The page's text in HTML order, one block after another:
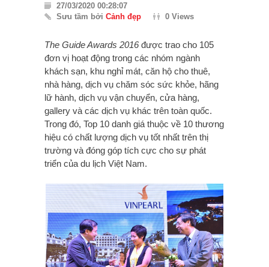
27/03/2020 00:28:07
Sưu tầm bởi Cảnh đẹp 0 Views
The Guide Awards 2016được trao cho 105
đơn vị hoạt động trong các nhóm ngành
khách sạn, khu nghỉ mát, căn hộ cho thuê,
nhà hàng, dịch vụ chăm sóc sức khỏe, hãng
lữ hành, dịch vụ vận chuyển, cửa hàng,
gallery và các dịch vụ khác trên toàn quốc.
Trong đó, Top 10 danh giá thuộc về 10 thương
hiệu có chất lượng dịch vụ tốt nhất trên thị
trường và đóng góp tích cực cho sự phát
triển của du lịch Việt Nam.